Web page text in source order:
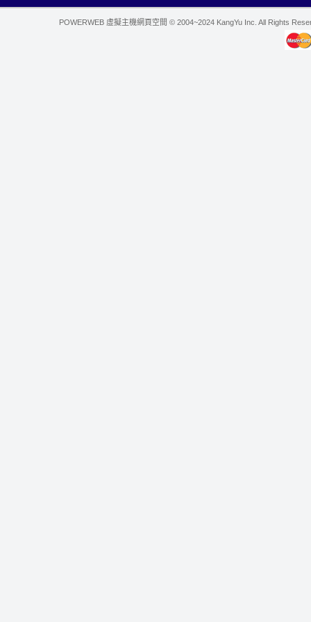
POWERWEB 虛擬主機網頁空間 © 2004~2024 KangYu Inc. All Rights